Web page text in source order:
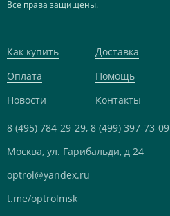
Все права защищены.
Как купить
Доставка
Оплата
Помощь
Новости
Контакты
8 (495) 784-29-29, 8 (499) 397-73-09
Москва, ул. Гарибальди, д 24
optrol@yandex.ru
t.me/optrolmsk